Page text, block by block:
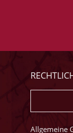
Allgemeine